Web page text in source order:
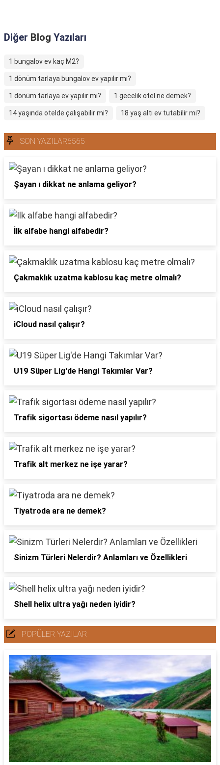
Diğer Blog Yazıları
1 bungalov ev kaç M2?
1 dönüm tarlaya bungalov ev yapılır mı?
1 dönüm tarlaya ev yapılır mı? 1 gecelik otel ne demek?
14 yaşında otelde çalışabilir mi? 18 yaş altı ev tutabilir mi?
SON YAZILAR6565
Şayan ı dikkat ne anlama geliyor?
İlk alfabe hangi alfabedir?
Çakmaklık uzatma kablosu kaç metre olmalı?
iCloud nasıl çalışır?
U19 Süper Lig'de Hangi Takımlar Var?
Trafik sigortası ödeme nasıl yapılır?
Trafik alt merkez ne işe yarar?
Tiyatroda ara ne demek?
Sinizm Türleri Nelerdir? Anlamları ve Özellikleri
Shell helix ultra yağı neden iyidir?
POPÜLER YAZILAR